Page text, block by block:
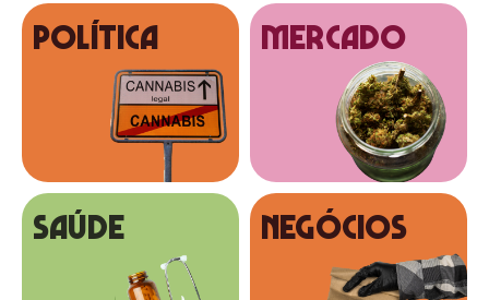
Política MERCADO
SAÚDE NEGÓCIOS